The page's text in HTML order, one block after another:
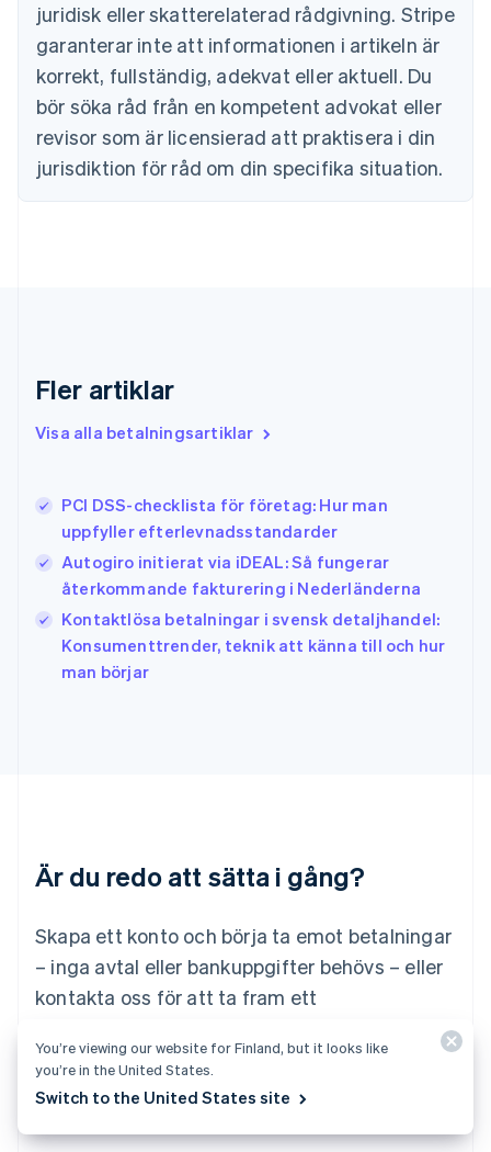
juridisk eller skatterelaterad rådgivning. Stripe
garanterar inte att informationen i artikeln är
korrekt, fullständig, adekvat eller aktuell. Du
bör söka råd från en kompetent advokat eller
revisor som är licensierad att praktisera i din
jurisdiktion för råd om din specifika situation.
Fler artiklar
Visa alla betalningsartiklar
PCI DSS-checklista för företag: Hur man
uppfyller efterlevnadsstandarder
Autogiro initierat via iDEAL: Så fungerar
återkommande fakturering i Nederländerna
Kontaktlösa betalningar i svensk detaljhandel:
Konsumenttrender, teknik att känna till och hur
man börjar
Är du redo att sätta i gång?
Skapa ett konto och börja ta emot betalningar
– inga avtal eller bankuppgifter behövs – eller
kontakta oss för att ta fram ett
Börja nu Kontakta säljteamet
Danmark
English
Estland
English
Fastlandskina
简体中文English
EnglishSvenska
Frankrike
Hongkong SAR, Kina
English 简体中文
Indien
Italien
ItalianoEnglish
Japan
日本語
EnglishFrançais
Kroatien
EnglishItaliano
Malaysia
English
Mexiko
Nederländerna
Norge
English
Nya Zeeland
Polen
You’re viewing our website for Finland, but it looks like
you’re in the United States.
Switch to the United States site